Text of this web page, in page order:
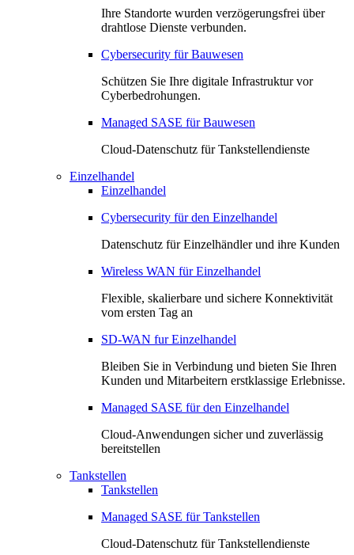
Ihre Standorte wurden verzögerungsfrei über
drahtlose Dienste verbunden.
Cybersecurity für Bauwesen
Schützen Sie Ihre digitale Infrastruktur vor
Cyberbedrohungen.
Managed SASE für Bauwesen
Cloud-Datenschutz für Tankstellendienste
Einzelhandel
Einzelhandel
Cybersecurity für den Einzelhandel
Datenschutz für Einzelhändler und ihre Kunden
Wireless WAN für Einzelhandel
Flexible, skalierbare und sichere Konnektivität
vom ersten Tag an
SD-WAN fur Einzelhandel
Bleiben Sie in Verbindung und bieten Sie Ihren
Kunden und Mitarbeitern erstklassige Erlebnisse.
Managed SASE für den Einzelhandel
Cloud-Anwendungen sicher und zuverlässig
bereitstellen
Tankstellen
Tankstellen
Managed SASE für Tankstellen
Cloud-Datenschutz für Tankstellendienste